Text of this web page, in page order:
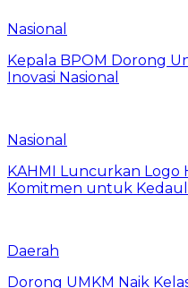
Nasional
Kepala BPOM Dorong
Inovasi Nasional
Nasional
KAHMI Luncurkan Logo
Komitmen untuk
Daerah
Dorong UMKM Naik